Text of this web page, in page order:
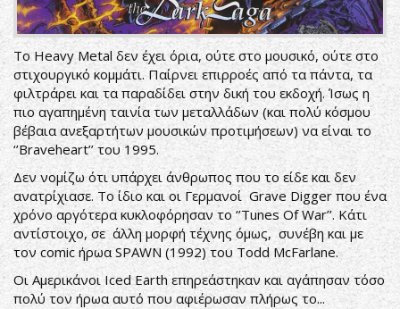
Το Heavy Metal δεν έχει όρια, ούτε στο μουσικό, ούτε στο
στιχουργικό κομμάτι. Παίρνει επιρροές από τα πάντα, τα
φιλτράρει και τα παραδίδει στην δική του εκδοχή. Ίσως η
πιο αγαπημένη ταινία των μεταλλάδων (και πολύ κόσμου
βέβαια ανεξαρτήτων μουσικών προτιμήσεων) να είναι το
‘’Braveheart’’ του 1995.
Δεν νομίζω ότι υπάρχει άνθρωπος που το είδε και δεν
ανατρίχιασε. Το ίδιο και οι Γερμανοί Grave Digger που ένα
χρόνο αργότερα κυκλοφόρησαν το ‘’Tunes Of War’’. Κάτι
αντίστοιχο, σε άλλη μορφή τέχνης όμως, συνέβη και με
τον comic ήρωα SPAWN (1992) του Todd McFarlane.
Οι Αμερικάνοι Iced Earth επηρεάστηκαν και αγάπησαν τόσο
πολύ τον ήρωα αυτό που αφιέρωσαν πλήρως το...